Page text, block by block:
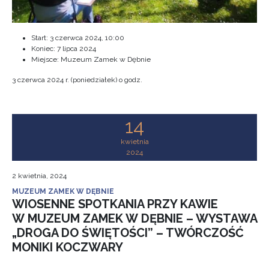
Start: 3 czerwca 2024, 10:00
Koniec: 7 lipca 2024
Miejsce: Muzeum Zamek w Dębnie
3 czerwca 2024 r. (poniedziałek) o godz.
14
kwietnia
2024
2 kwietnia, 2024
MUZEUM ZAMEK W DĘBNIE
WIOSENNE SPOTKANIA PRZY KAWIE
W MUZEUM ZAMEK W DĘBNIE – WYSTAWA
„DROGA DO ŚWIĘTOŚCI” – TWÓRCZOŚĆ
MONIKI KOCZWARY